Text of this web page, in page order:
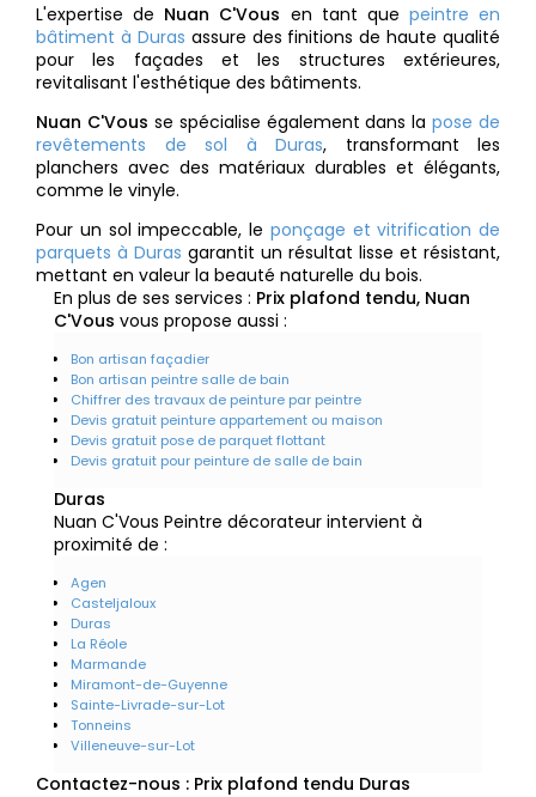
L'expertise de Nuan C'Vous en tant que peintre en
bâtiment à Duras assure des finitions de haute qualité
pour les façades et les structures extérieures,
revitalisant l'esthétique des bâtiments.
Nuan C'Vous se spécialise également dans lapose de
revêtements de sol à Duras, transformant les
planchers avec des matériaux durables et élégants,
comme le vinyle.
Pour un sol impeccable, le ponçage et vitrification de
parquets à Duras garantit un résultat lisse et résistant,
mettant en valeur la beauté naturelle du bois.
En plus de ses services : Prix plafond tendu, Nuan
C'Vous vous propose aussi :
Bon artisan façadier
Bon artisan peintre salle de bain
Chiffrer des travaux de peinture par peintre
Devis gratuit peinture appartement ou maison
Devis gratuit pose de parquet flottant
Devis gratuit pour peinture de salle de bain
Duras
Nuan C'Vous Peintre décorateur intervient à
proximité de :
Agen
Casteljaloux
Duras
La Réole
Marmande
Miramont-de-Guyenne
Sainte-Livrade-sur-Lot
Tonneins
Villeneuve-sur-Lot
Contactez-nous : Prix plafond tendu Duras